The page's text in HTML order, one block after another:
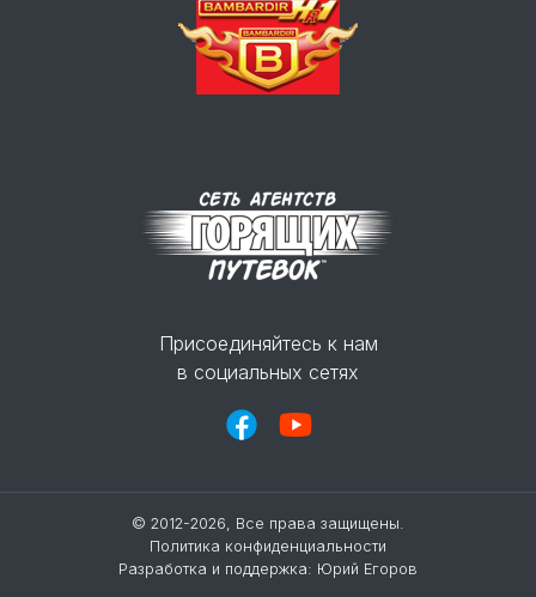
Присоединяйтесь к нам
в социальных сетях
© 2012-2026, Все права защищены.
Политика конфиденциальности
Разработка и поддержка: Юрий Егоров